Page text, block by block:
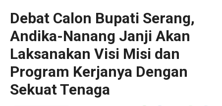
Debat Calon Bupati Serang,
Andika-Nanang Janji Akan
Laksanakan Visi Misi dan
Program Kerjanya Dengan
Sekuat Tenaga